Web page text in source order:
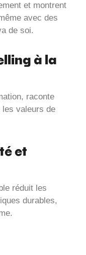
et montrent
avec des
de soi.
à la
raconte
valeurs de
et
réduit les
durables,